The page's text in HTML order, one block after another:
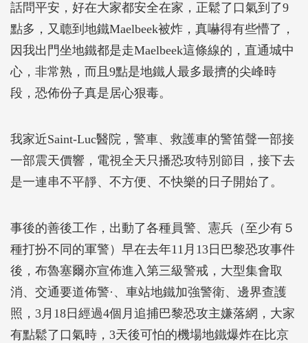
話問平安，好在大家都安全在家，正鬆了口氣到了9
點多，又聼到地鐵Maelbeek被炸，真嚇得有些懵了，
因我出門坐地鐵都是走Maelbeek這條線的，直通城中
心，非常熟，而且9點是地鐵人最多最擠的尖峰時
段，恐佈份子真是居心狠毒。
我家近Saint-Luc醫院，警車、救護車的警笛聲一部接
一部震天價響，電視全天只播恐攻特別節目，接下去
是一連串不平靜、不方便、不快樂的日子開始了。
事後的善後工作，出動了各種員警、憲兵（至少有５
種打扮不同的軍警）早在去年11月13日巴黎恐攻事件
後，布魯塞爾亦宣佈進入第三級警戒，大型集會取
消、交通要道佈警·、車站地鐵加強警衛、邊界查護
照，3月18日經過4個月追捕巴黎恐攻主嫌落網，大家
有點鬆了口氣時，3天後可怕的機場地鐵爆炸在比京